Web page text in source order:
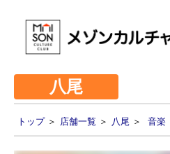
八尾
トップ＞ 店舗一覧 ＞ 八尾 ＞ 音楽